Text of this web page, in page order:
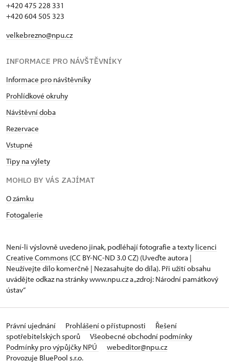
+420 475 228 331
+420 604 505 323
velkebrezno@npu.cz
INFORMACE PRO NÁVŠTĚVNÍKY
Informace pro návštěvníky
Prohlídkové okruhy
Návštěvní doba
Rezervace
Vstupné
Tipy na výlety
MOHLO BY VÁS ZAJÍMAT
O zámku
Fotogalerie
Není-li výslovně uvedeno jinak, podléhají fotografie a texty licenci
Creative Commons (CC BY-NC-ND 3.0 CZ) (Uveďte autora |
Neužívejte dílo komerčně | Nezasahujte do díla). Při užití obsahu
uvádějte odkaz na stránky www.npu.cz a „zdroj: Národní památkový
ústav“
Právní ujednání Prohlášení o přístupnosti
Řešení
spotřebitelských sporů
Všeobecné obchodní podmínky
Podmínky pro výpůjčky NPÚ
webeditor@npu.cz
Provozuje BluePool s.r.o.